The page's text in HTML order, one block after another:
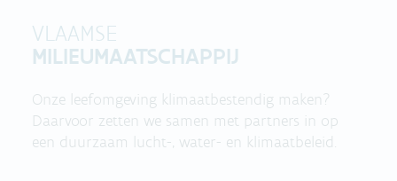
VLAAMSE
MILIEUMAATSCHAPPIJ
Onze leefomgeving klimaatbestendig maken?
Daarvoor zetten we samen met partners in op
een duurzaam lucht-, water- en klimaatbeleid.